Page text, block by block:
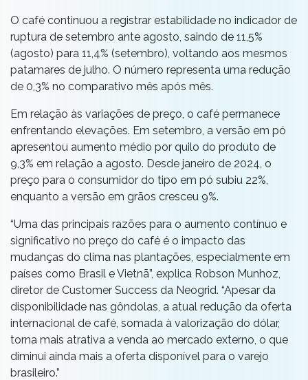
O café continuou a registrar estabilidade no indicador de
ruptura de setembro ante agosto, saindo de 11,5%
(agosto) para 11,4% (setembro), voltando aos mesmos
patamares de julho. O número representa uma redução
de 0,3% no comparativo mês após mês.
Em relação às variações de preço, o café permanece
enfrentando elevações. Em setembro, a versão em pó
apresentou aumento médio por quilo do produto de
9,3% em relação a agosto. Desde janeiro de 2024, o
preço para o consumidor do tipo em pó subiu 22%,
enquanto a versão em grãos cresceu 9%.
“Uma das principais razões para o aumento contínuo e
significativo no preço do café é o impacto das
mudanças do clima nas plantações, especialmente em
países como Brasil e Vietnã”, explica Robson Munhoz,
diretor de Customer Success da Neogrid. “Apesar da
disponibilidade nas gôndolas, a atual redução da oferta
internacional de café, somada à valorização do dólar,
torna mais atrativa a venda ao mercado externo, o que
diminui ainda mais a oferta disponível para o varejo
brasileiro.”